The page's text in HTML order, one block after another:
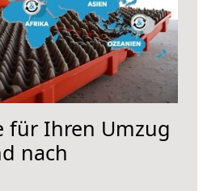
für Ihren Umzug
nach